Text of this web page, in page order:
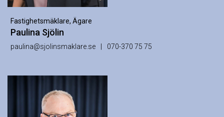
Fastighetsmäklare, Ägare
Paulina Sjölin
paulina@sjolinsmaklare.se 070-370 75 75